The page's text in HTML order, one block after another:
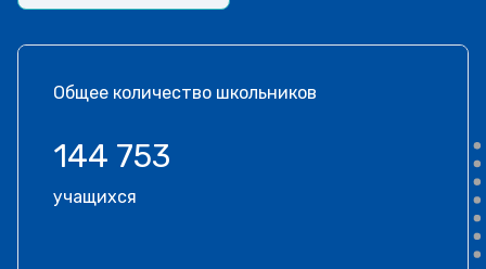
Общее количество школьников
144 753
учащихся